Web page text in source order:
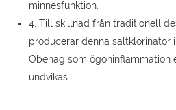
minnesfunktion.
4. Till skillnad från traditionell
producerar denna saltklorinator
Obehag som ögoninflammation
undvikas.